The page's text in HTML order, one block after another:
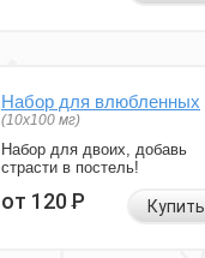
Набор для влюбленных
(10х100 мг)
Набор для двоих, добавь
страсти в постель!
от 120Р Купить